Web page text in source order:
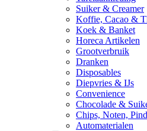
Suiker & Creamer
Koffie, Cacao &
Koek & Banket
Horeca Artikelen
Grootverbruik
Dranken
Disposables
Diepvries & IJs
Convenience
Chocolade &
Chips, Noten,
Automaterialen